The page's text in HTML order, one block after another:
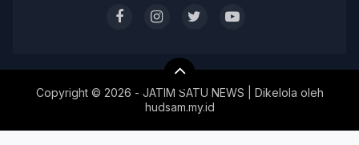
Copyright © 2026 - JATIM SATU NEWS | Dikelola oleh
hudsam.my.id